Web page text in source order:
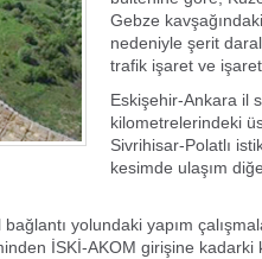
Gebze
nedeniyle şerit
trafik işaret ve
Eskişehir-Ankara il
kilometrelerindeki
Sivrihisar-Polatlı
kesimde ulaşım
yolundaki yapım
İSKİ-AKOM girişine kadarki
4